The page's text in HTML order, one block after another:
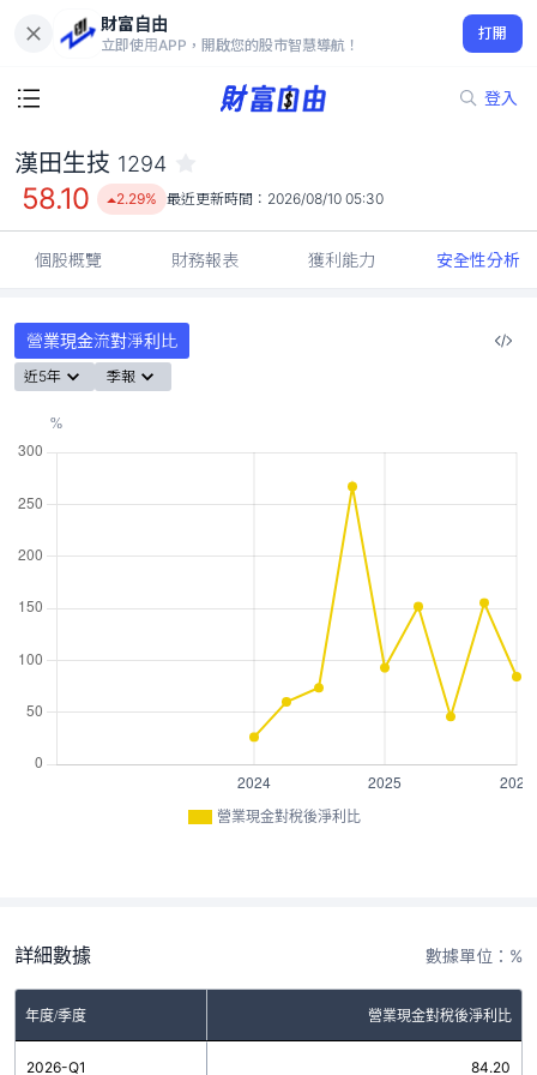
財富自由
立即使用APP，開啟您的股市智慧導航！
打開
登入
58.10
2.29%
漢田生技 1294
58.10 2.29% 最近更新時間： 2026/08/10 05:30
個股概覽 財務報表 獲利能力 安全性分析
營業現金流對淨利比
近5年 季報
營業現金對稅後淨利比
詳細數據 數據單位：%
年度/季度 營業現金對稅後淨利比
2026-Q1 84.20